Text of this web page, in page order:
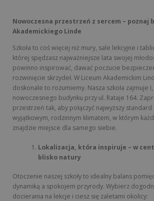
Nowoczesna przestrzeń z sercem – poznaj
Akademickiego Linde
Szkoła to coś więcej niż mury, sale lekcyjne i
której spędzasz najważniejsze lata swojej
powinno inspirować, dawać poczucie
rozwinięcie skrzydeł. W Liceum Akademickim
doskonale to rozumiemy. Nasza szkoła zajmuje
nowoczesnego budynku przy ul. Rataje 164.
przestrzeń tak, aby połączyć najwyższy standard
wyjątkowym, rodzinnym klimatem, w którym
znajdzie miejsce dla samego siebie.
Lokalizacja, która inspiruje – w
blisko natury
Otoczenie naszej szkoły to idealny balans
dynamiką a spokojem przyrody. Wybierz
docierania na lekcje i ciesz się zaletami okolicy: